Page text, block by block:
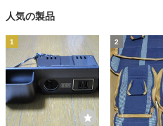
人気の製品
1 2